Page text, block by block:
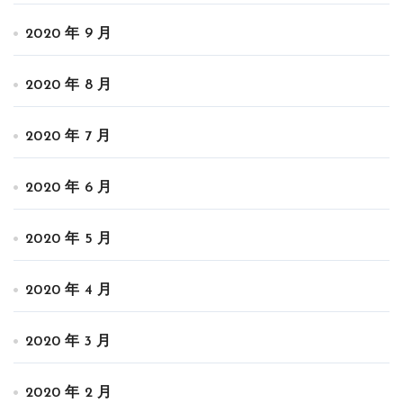
2020 年 9 月
2020 年 8 月
2020 年 7 月
2020 年 6 月
2020 年 5 月
2020 年 4 月
2020 年 3 月
2020 年 2 月